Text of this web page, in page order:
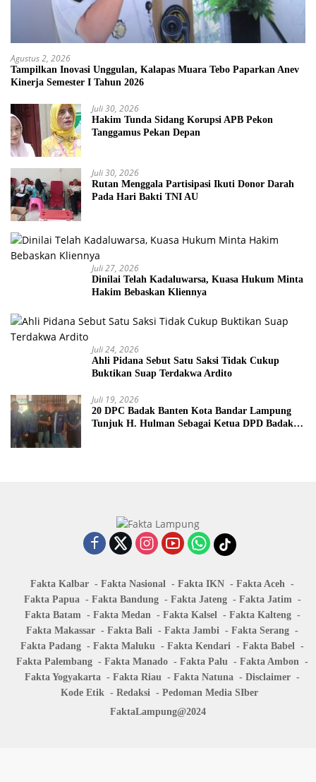
Agustus 2, 2026
Tampilkan Inovasi Unggulan, Kalapas Muara Tebo Paparkan Anev
Kinerja Semester I Tahun 2026
Juli 30, 2026
Hakim Tunda Sidang Korupsi APB Pekon
Tanggamus Pekan Depan
Juli 30, 2026
Rutan Menggala Partisipasi Ikuti Donor Darah
Pada Hari Bakti TNI AU
Juli 27, 2026
Dinilai Telah Kadaluwarsa, Kuasa Hukum Minta
Hakim Bebaskan Kliennya
Juli 24, 2026
Ahli Pidana Sebut Satu Saksi Tidak Cukup
Buktikan Suap Terdakwa Ardito
Juli 19, 2026
20 DPC Badak Banten Kota Bandar Lampung
Tunjuk H. Hulman Sebagai Ketua DPD Badak
Fakta Kalbar Fakta Nasional Fakta IKN
Fakta Aceh
Fakta Papua
Fakta Bandung Fakta Jateng
Fakta Jatim
Fakta Batam
Fakta Medan Fakta Kalsel
Fakta Kalteng
Fakta Makassar
Fakta Bali Fakta Jambi
Fakta Serang
Fakta Padang
Fakta Maluku Fakta Kendari
Fakta Babel
Fakta Palembang
Fakta Manado Fakta Palu
Fakta Ambon
Fakta Yogyakarta
Fakta Riau Fakta Natuna
Disclaimer
Kode Etik
Redaksi
Pedoman Media SIber
FaktaLampung@2024